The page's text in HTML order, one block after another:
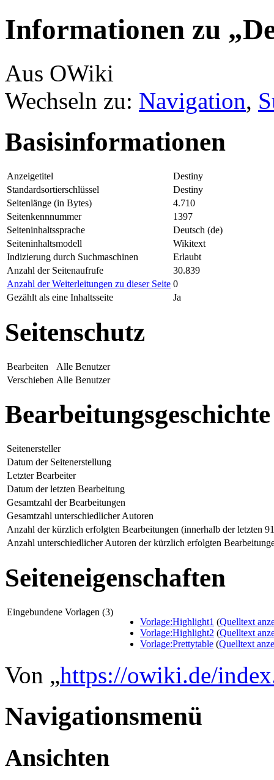
Informationen zu
Aus OWiki
Wechseln zu: Navigation,
Basisinformationen
Anzeigetitel
Destiny
Standardsortierschlüssel
Destiny
Seitenlänge (in Bytes)
4.710
Seitenkennnummer
1397
Seiteninhaltssprache
Deutsch (de)
Seiteninhaltsmodell
Wikitext
Indizierung durch Suchmaschinen
Erlaubt
Anzahl der Seitenaufrufe
30.839
Anzahl der Weiterleitungen zu dieser Seite 0
Gezählt als eine Inhaltsseite
Ja
Seitenschutz
Bearbeiten
Alle Benutzer
Verschieben Alle Benutzer
Bearbeitungsgeschichte
Seitenersteller
Datum der Seitenerstellung
Letzter Bearbeiter
Datum der letzten Bearbeitung
Gesamtzahl der Bearbeitungen
Gesamtzahl unterschiedlicher Autoren
Anzahl der kürzlich erfolgten Bearbeitungen (innerhalb der letzten
Anzahl unterschiedlicher Autoren der kürzlich erfolgten
Seiteneigenschaften
Eingebundene Vorlagen (3)
Vorlage:Highlight1 (Quelltext
Vorlage:Highlight2 (Quelltext
Vorlage:Prettytable (Quelltext
Von „https://owiki.de/
Navigationsmenü
Ansichten